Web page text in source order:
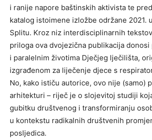
i ranije napore baštinskih aktivista te
katalog istoimene izložbe održane 2021.
Splitu. Kroz niz interdisciplinarnih
priloga ova dvojezična publikacija
i paralelnim životima Dječjeg lječilišta,
izgrađenom za liječenje djece s
No, kako ističu autorice, ovo nije (samo)
arhitekturi – riječ je o slojevitoj studiji
gubitku društvenog i transformiranju
u kontekstu radikalnih društvenih
posljedica.